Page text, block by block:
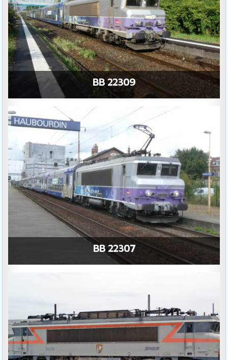
BB 22309
BB 22307